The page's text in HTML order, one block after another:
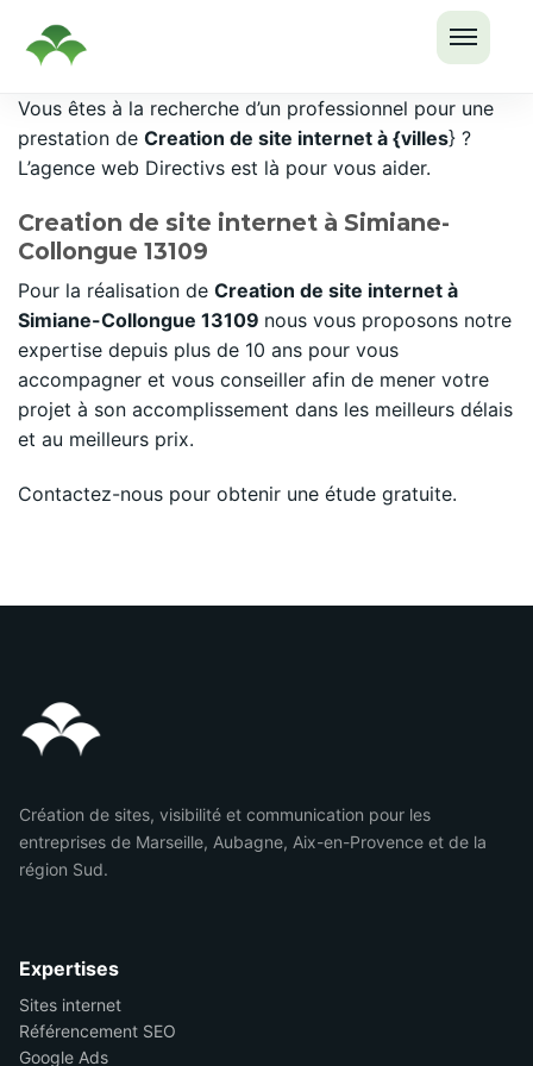
LE
Passer
au
contenu
Vous êtes à la recherche d’un professionnel pour une
prestation de Creation de site internet à {villes} ?
L’agence web Directivs est là pour vous aider.
Creation de site internet à Simiane-
Collongue 13109
Pour la réalisation de Creation de site internet à
Simiane-Collongue 13109 nous vous proposons notre
expertise depuis plus de 10 ans pour vous
accompagner et vous conseiller afin de mener votre
projet à son accomplissement dans les meilleurs délais
et au meilleurs prix.
Contactez-nous pour obtenir une étude gratuite.
Création de sites, visibilité et communication pour les
entreprises de Marseille, Aubagne, Aix-en-Provence et de la
région Sud.
Expertises
Sites internet
Référencement SEO
Google Ads